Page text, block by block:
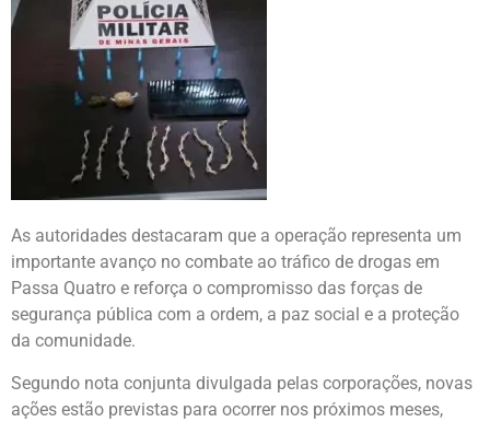
As autoridades destacaram que a operação representa um
importante avanço no combate ao tráfico de drogas em
Passa Quatro e reforça o compromisso das forças de
segurança pública com a ordem, a paz social e a proteção
da comunidade.
Segundo nota conjunta divulgada pelas corporações, novas
ações estão previstas para ocorrer nos próximos meses,